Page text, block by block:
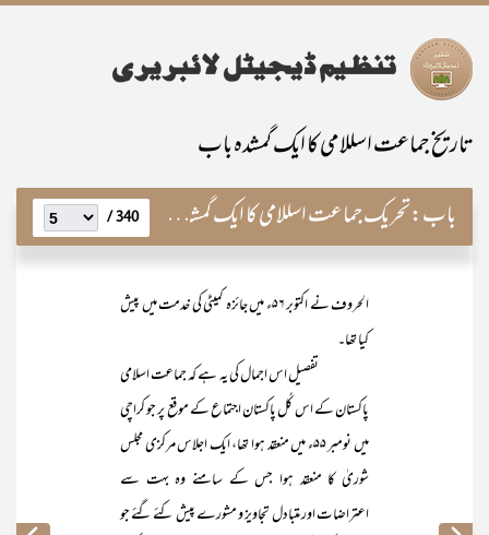
تاریخ جماعت اسللامی کا ایک گمشدہ باب
باب:تحریک جماعت اسللامی کا ایک گمشدہ باب ’’نقض غزل‘‘ 340 /
الحروف نے اکتوبر ۵۶ء میں جائزہ کمیٹی کی خدمت میں پیش
کیا تھا۔
تفصیل اس اجمال کی یہ ہے کہ جماعت اسلامی
پاکستان کے اس کُل پاکستان اجتماع کے موقع پر جو کراچی
میں نومبر ۵۵ء میں منعقد ہوا تھا، ایک اجلاس مرکزی مجلس
شوریٰ کا منعقد ہوا جس کے سامنے وہ بہت سے
اعتراضات اور متبادل تجاویز و مشورے پیش کئے گئے جو